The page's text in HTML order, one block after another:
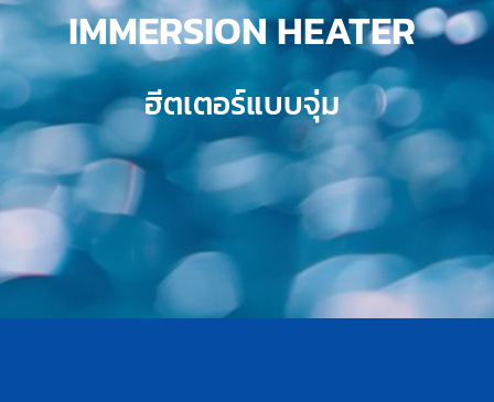
IMMERSION HEATER
ฮีตเตอร์แบบจุ่ม